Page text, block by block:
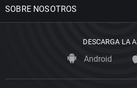
SOBRE NOSOTROS
DESCARGA LA
Android